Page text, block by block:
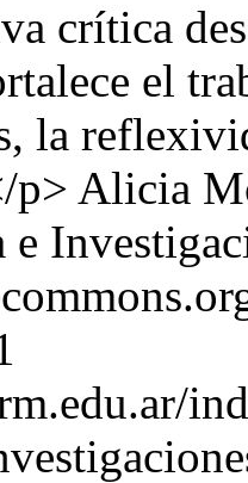
crítica
el
la
p> Alicia
e